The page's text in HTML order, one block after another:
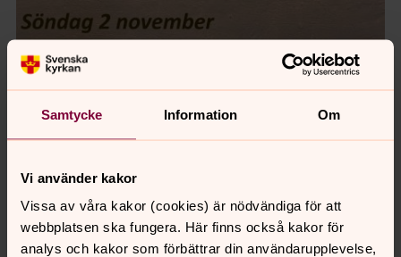
Samtycke Information Om
Vi använder kakor
Vissa av våra kakor (cookies) är nödvändiga för att
webbplatsen ska fungera. Här finns också kakor för
analys och kakor som förbättrar din användarupplevelse,
När vi på fredagen 31 oktober har Öppna kyrkor,
så serveras också fika inne i våra kyrkor.
Välkomna in i värmen!